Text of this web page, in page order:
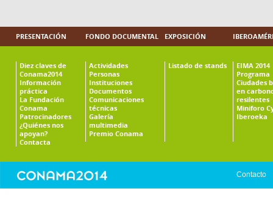
PRESENTACIÓN
Diez claves de
Conama2014
Información
práctica
La Fundación
Conama
Patrocinadores
¿Quiénes nos
apoyan?
Contacta
FONDO DOCUMENTAL
Actividades
Personas
Instituciones
Documentos
Comunicaciones
técnicas
Galería
multimedia
Premio Conama
EXPOSICIÓN
Listado de stands
EIMA 2014
Programa
Ciudades
en
resilentes
Miniforo
Iberoeka
Contacto